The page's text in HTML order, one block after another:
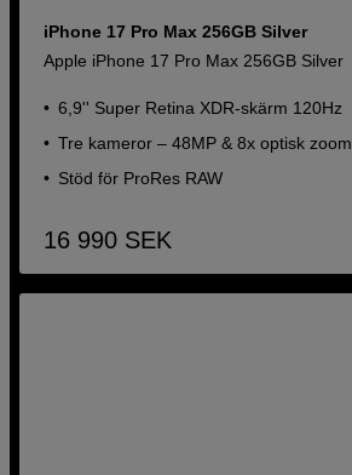
iPhone 17 Pro Max 256GB Silver
Apple iPhone 17 Pro Max 256GB Silver
6,9'' Super Retina XDR-skärm 120Hz
Tre kameror – 48MP & 8x optisk zoom
Stöd för ProRes RAW
16 990 SEK